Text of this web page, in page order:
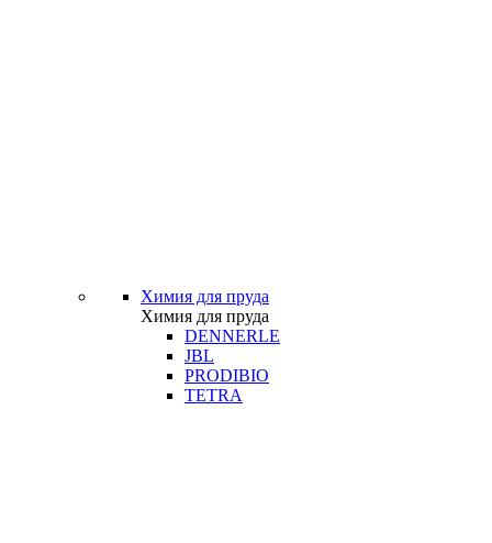
Химия для пруда
Химия для пруда
DENNERLE
JBL
PRODIBIO
TETRA